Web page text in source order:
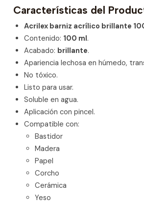
Características del
Acrilex barniz acrílico brillante
Contenido: 100 ml.
Acabado: brillante.
Apariencia lechosa en húmedo,
No tóxico.
Listo para usar.
Soluble en agua.
Aplicación con pincel.
Compatible con:
Bastidor
Madera
Papel
Corcho
Cerámica
Yeso